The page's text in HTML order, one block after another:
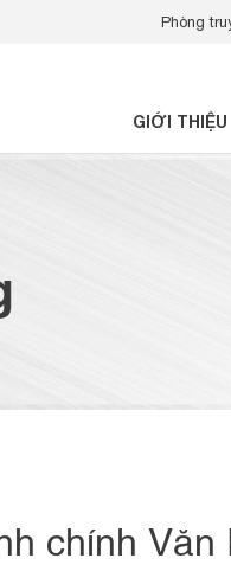
Phòng
GIỚI THIỆU
chính